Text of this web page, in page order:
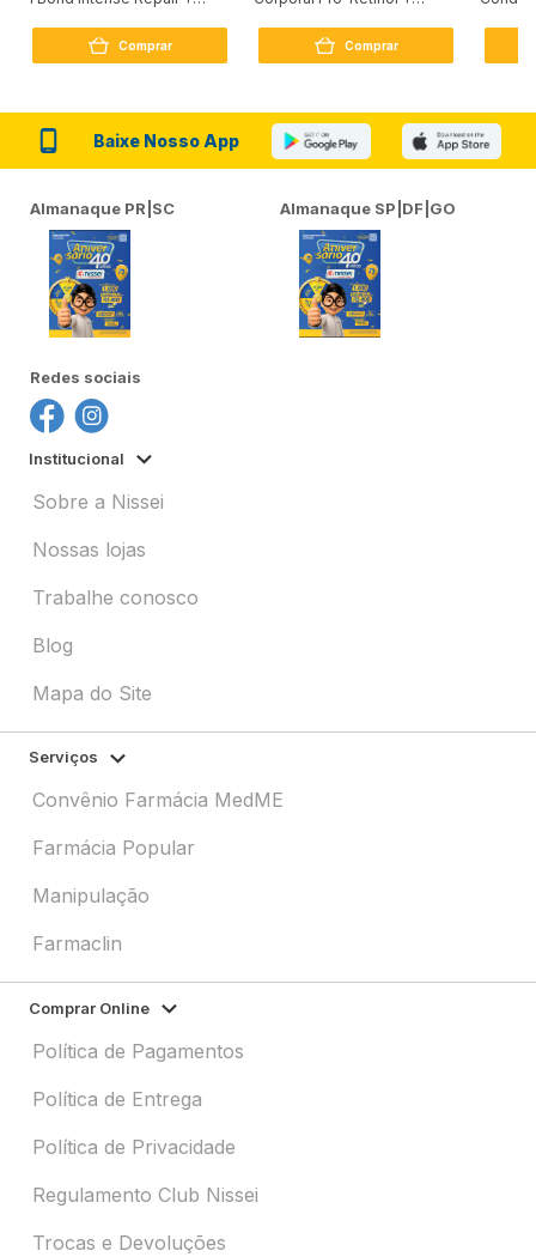
Comprar Comprar
Baixe Nosso App
Almanaque PR|SC Almanaque SP|DF|GO
Redes sociais
Institucional
Sobre a Nissei
Nossas lojas
Trabalhe conosco
Blog
Mapa do Site
Serviços
Convênio Farmácia MedME
Farmácia Popular
Manipulação
Farmaclin
Comprar Online
Política de Pagamentos
Política de Entrega
Política de Privacidade
Regulamento Club Nissei
Trocas e Devoluções